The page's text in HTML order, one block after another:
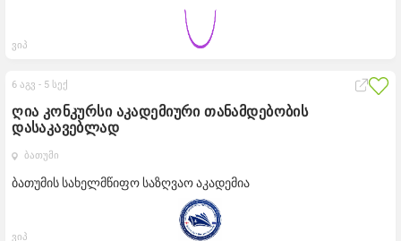
ვიპ
ღია კონკურსი აკადემიური თანამდებობის
დასაკავებლად
ბათუმი
ბათუმის სახელმწიფო საზღვაო აკადემია
6 აგვ - 5 სექ
ვიპ